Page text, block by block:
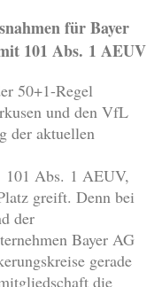
für Bayer
101 Abs. 1 AEUV
50+1-Regel
und den VfL
der aktuellen
101 Abs. 1 AEUV,
greift. Denn bei
der
Bayer AG
gerade
die